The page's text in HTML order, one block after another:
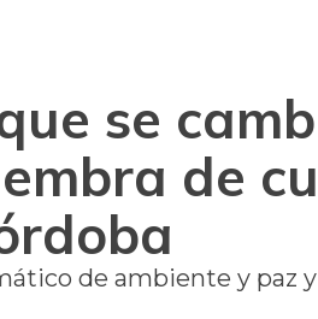
se
de
de ambiente y paz